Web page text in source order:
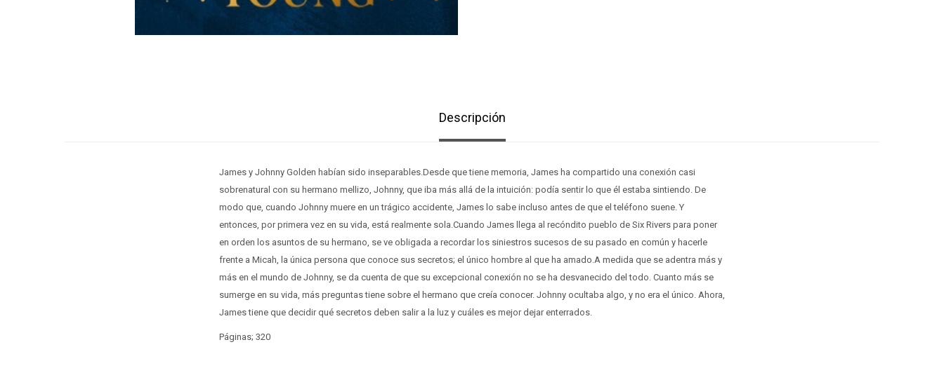
Descripción
James y Johnny Golden habían sido inseparables.Desde que tiene memoria, James ha compartido una conexión casi
sobrenatural con su hermano mellizo, Johnny, que iba más allá de la intuición: podía sentir lo que él estaba sintiendo. De
modo que, cuando Johnny muere en un trágico accidente, James lo sabe incluso antes de que el teléfono suene. Y
entonces, por primera vez en su vida, está realmente sola.Cuando James llega al recóndito pueblo de Six Rivers para poner
en orden los asuntos de su hermano, se ve obligada a recordar los siniestros sucesos de su pasado en común y hacerle
frente a Micah, la única persona que conoce sus secretos; el único hombre al que ha amado.A medida que se adentra más y
más en el mundo de Johnny, se da cuenta de que su excepcional conexión no se ha desvanecido del todo. Cuanto más se
sumerge en su vida, más preguntas tiene sobre el hermano que creía conocer. Johnny ocultaba algo, y no era el único. Ahora,
James tiene que decidir qué secretos deben salir a la luz y cuáles es mejor dejar enterrados.
Páginas; 320